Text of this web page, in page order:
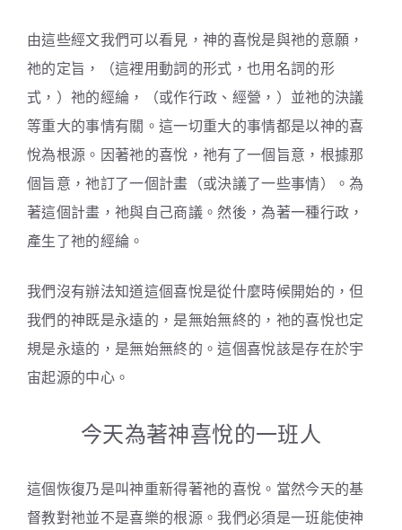
由這些經文我們可以看見，神的喜悅是與祂的意願，
祂的定旨，（這裡用動詞的形式，也用名詞的形
式，）祂的經綸，（或作行政、經營，）並祂的決議
等重大的事情有關。這一切重大的事情都是以神的喜
悅為根源。因著祂的喜悅，祂有了一個旨意，根據那
個旨意，祂訂了一個計畫（或決議了一些事情）。為
著這個計畫，祂與自己商議。然後，為著一種行政，
產生了祂的經綸。
我們沒有辦法知道這個喜悅是從什麼時候開始的，但
我們的神既是永遠的，是無始無終的，祂的喜悅也定
規是永遠的，是無始無終的。這個喜悅該是存在於宇
宙起源的中心。
今天為著神喜悅的一班人
這個恢復乃是叫神重新得著祂的喜悅。當然今天的基
督教對祂並不是喜樂的根源。我們必須是一班能使神